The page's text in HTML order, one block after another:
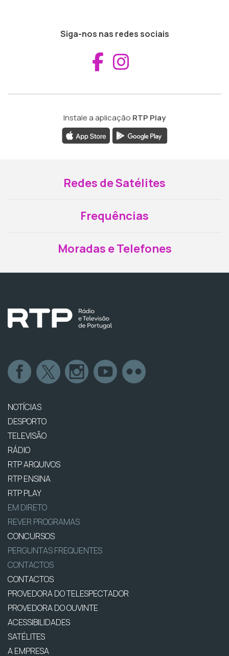
Siga-nos nas redes sociais
Aceder ao
Instale a aplicação RTP Play
Redes de Satélites
Frequências
Moradas e Telefones
NOTÍCIAS
DESPORTO
TELEVISÃO
RÁDIO
RTP ARQUIVOS
RTP ENSINA
RTP PLAY
EM DIRETO
REVER PROGRAMAS
CONCURSOS
PERGUNTAS FREQUENTES
CONTACTOS
CONTACTOS
PROVEDORA DO TELESPECTADOR
PROVEDORA DO OUVINTE
ACESSIBILIDADES
SATÉLITES
A EMPRESA